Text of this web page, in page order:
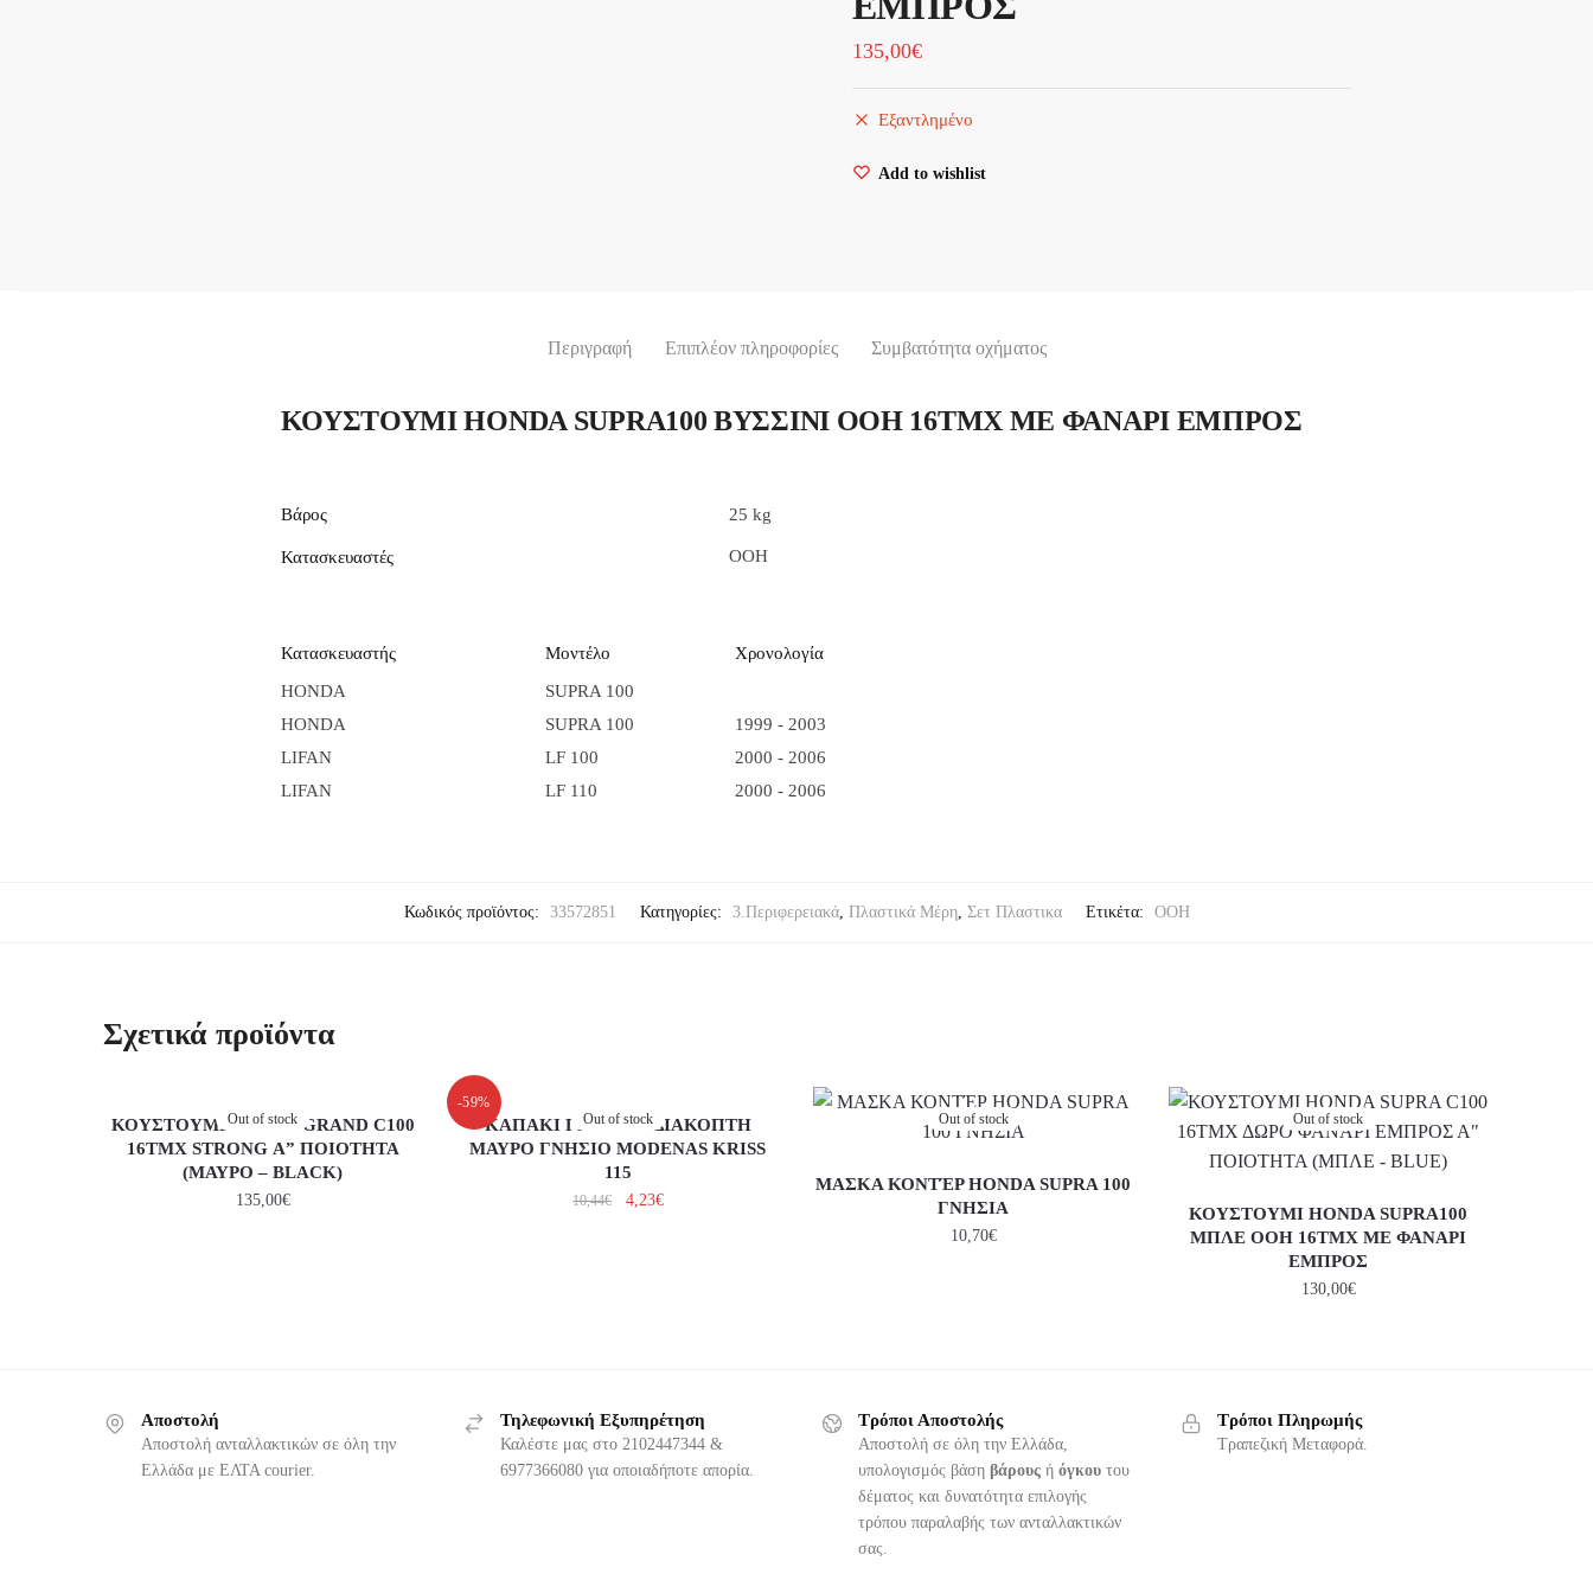
135,00€
Εξαντλημένο
Add to wishlist
Περιγραφή Επιπλέον πληροφορίες Συμβατότητα οχήματος
ΚΟΥΣΤΟΥΜΙ HONDA SUPRA100 ΒΥΣΣΙΝΙ OOH 16ΤΜΧ ΜΕ ΦΑΝΑΡΙ ΕΜΠΡΟΣ
Βάρος 25 kg
Κατασκευαστές OOH
Κατασκευαστής Μοντέλο
Χρονολογία
HONDA
SUPRA 100
HONDA
SUPRA 100
1999 - 2003
LIFAN
LF 100
2000 - 2006
LIFAN
LF 110 2000 - 2006
Κωδικός προϊόντος: 33572851 Κατηγορίες: 3.Περιφερειακά, Πλαστικά Μέρη, Σετ Πλαστικα Ετικέτα: OOH
Σχετικά προϊόντα
Out of stock
ΚΟΥΣΤΟΥΜΙ HONDA GRAND C100
16TMX STRONG Α” ΠΟΙΟΤΗΤΑ
(ΜΑΥΡΟ – BLACK)
135,00€
-59%
Out of stock
ΚΑΠΑΚΙ ΓΕΝΙΚΟΥ ΔΙΑΚΟΠΤΗ
ΜΑΥΡΟ ΓΝΗΣΙΟ MODENAS KRISS
115
10,44€ 4,23€
Out of stock
ΜΑΣΚΑ ΚΟΝΤΈΡ HONDA SUPRA 100
ΓΝΗΣΙΑ
10,70€
Out of stock
ΚΟΥΣΤΟΥΜΙ HONDA SUPRA100
ΜΠΛΕ OOH 16ΤΜΧ ΜΕ ΦΑΝΑΡΙ
ΕΜΠΡΟΣ
130,00€
Αποστολή
Αποστολή ανταλλακτικών σε όλη την
Ελλάδα με ΕΛΤΑ courier.
Τηλεφωνική Εξυπηρέτηση
Καλέστε μας στο 2102447344 &
6977366080 για οποιαδήποτε απορία.
Τρόποι Αποστολής
Αποστολή σε όλη την Ελλάδα,
υπολογισμός βάση βάρους ή όγκου του
δέματος και δυνατότητα επιλογής
τρόπου παραλαβής των ανταλλακτικών
σας.
Τρόποι Πληρωμής
Τραπεζική Μεταφορά.